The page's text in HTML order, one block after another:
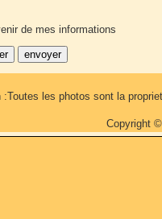
de mes informations
:Toutes les photos sont la
Copyright